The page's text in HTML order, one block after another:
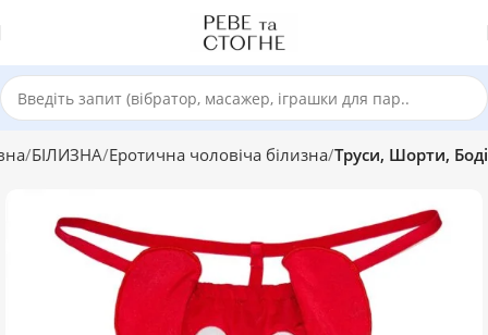
БІЛИЗНА Еротична чоловіча білизна Труси, Шорти, Боді